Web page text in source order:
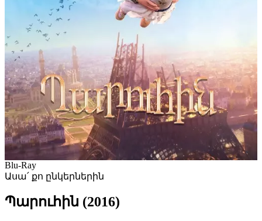
Blu-Ray
Ասա՛ քո ընկերներին
Պարուհին (2016)